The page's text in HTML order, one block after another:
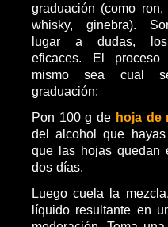
graduación (como ron,
whisky, ginebra).
lugar a dudas,
eficaces. El
mismo sea cual
graduación:
Pon 100 g de hoja de
del alcohol que
que las hojas quedan
dos días.
Luego cuela la
líquido resultante en